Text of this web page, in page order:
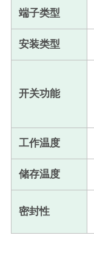
端子类型
安装类型
开关功能
工作温度
储存温度
密封性